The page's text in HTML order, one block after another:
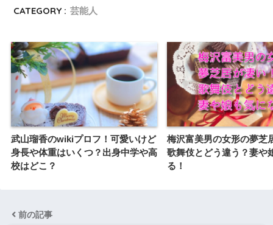
CATEGORY : 芸能人
武山瑠香のwikiプロフ！可愛いけど
身長や体重はいくつ？出身中学や高
校はどこ？
梅沢富美男の女形の夢芝
歌舞伎とどう違う？妻や
る！
前の記事